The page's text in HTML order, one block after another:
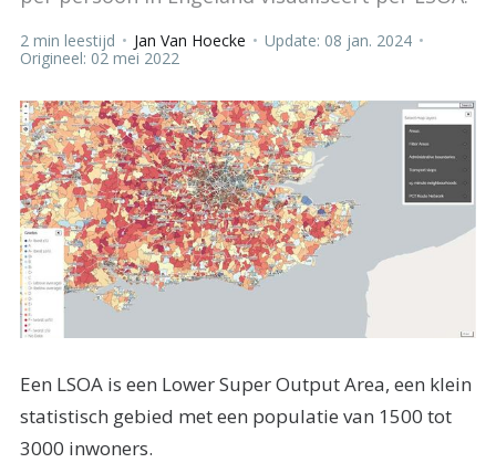
2 min leestijd • Jan Van Hoecke • Update: 08 jan. 2024 •
Origineel: 02 mei 2022
Een LSOA is een Lower Super Output Area, een klein
statistisch gebied met een populatie van 1500 tot
3000 inwoners.